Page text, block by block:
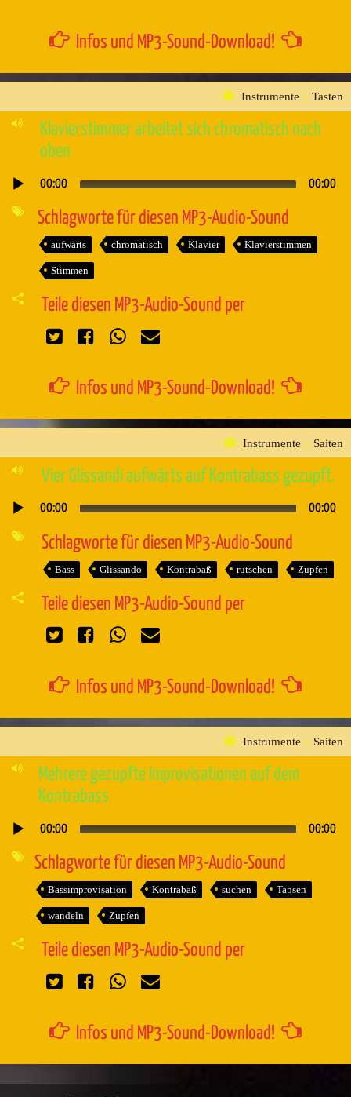
Infos und MP3-Sound-Download!
Instrumente » Tasten
Klavierstimmer arbeitet sich chromatisch nach
oben
Audio-
00:00 00:00
Schlagworte für diesen MP3-Audio-Sound
aufwärts chromatisch Klavier Klavierstimmen
Stimmen
Teile diesen MP3-Audio-Sound per
Infos und MP3-Sound-Download!
Instrumente » Saiten
Vier Glissandi aufwärts auf Kontrabass gezupft.
Audio-
00:00 00:00
Schlagworte für diesen MP3-Audio-Sound
Bass Glissando Kontrabaß rutschen Zupfen
Teile diesen MP3-Audio-Sound per
Infos und MP3-Sound-Download!
Instrumente » Saiten
Mehrere gezupfte Improvisationen auf dem
Kontrabass
Audio-
00:00 00:00
Schlagworte für diesen MP3-Audio-Sound
Bassimprovisation Kontrabaß suchen Tapsen
wandeln Zupfen
Teile diesen MP3-Audio-Sound per
Infos und MP3-Sound-Download!